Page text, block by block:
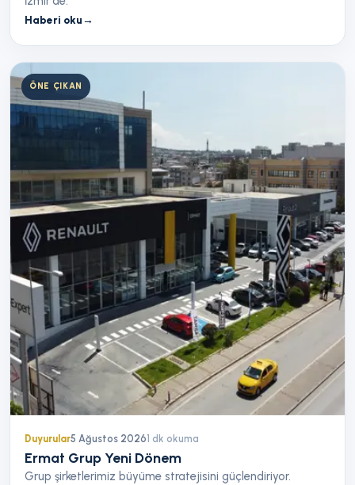
Haberi oku→
ÖNE ÇIKAN
Duyurular5 Ağustos 20261 dk okuma
Ermat Grup Yeni Dönem
Grup şirketlerimiz büyüme stratejisini güçlendiriyor.